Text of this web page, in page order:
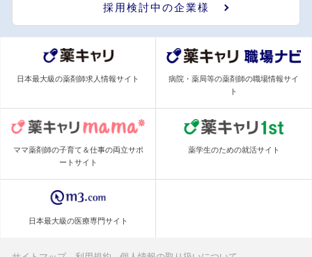
採用検討中の企業様
日本最大級の薬剤師求人情報サイト
病院・薬局等の薬剤師の職場情報サイ
ト
ママ薬剤師の子育て＆仕事の両立サポ
ートサイト
薬学生のための就活サイト
日本最大級の医療専門サイト